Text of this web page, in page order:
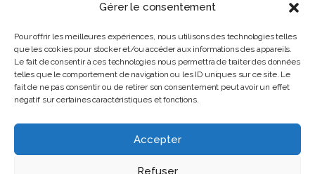
Gérer le consentement
Pour offrir les meilleures expériences, nous utilisons des technologies telles
que les cookies pour stocker et/ou accéder aux informations des appareils.
Le fait de consentir à ces technologies nous permettra de traiter des données
telles que le comportement de navigation ou les ID uniques sur ce site. Le
fait de ne pas consentir ou de retirer son consentement peut avoir un effet
négatif sur certaines caractéristiques et fonctions.
Accepter
Refuser
194, rue de Rivoli 75001 Paris France
Nous suivre